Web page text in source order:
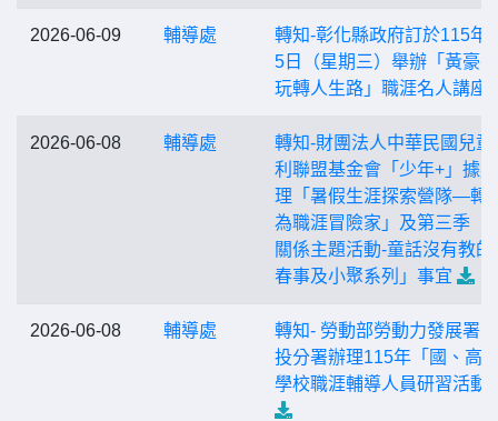
2026-06-09 輔導處
轉知-彰化縣政府訂於115年
5日（星期三）舉辦「黃豪
玩轉人生路」職涯名人講座
2026-06-08 輔導處
轉知-財團法人中華民國兒童
利聯盟基金會「少年+」據
理「暑假生涯探索營隊—轉
為職涯冒險家」及第三季「
關係主題活動-童話沒有教的
春事及小聚系列」事宜
2026-06-08 輔導處
轉知- 勞動部勞動力發展署
投分署辦理115年「國、高
學校職涯輔導人員研習活動